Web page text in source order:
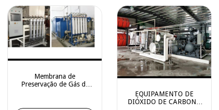
Membrana de
Preservação de Gás de
EQUIPAMENTO DE
DIÓXIDO DE CARBONO